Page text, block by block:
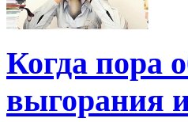
Когда пора
выгорания